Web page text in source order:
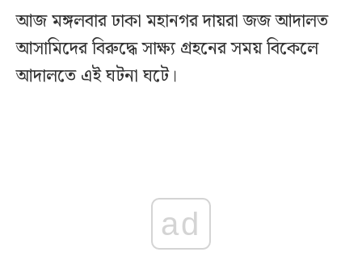
আজ মঙ্গলবার ঢাকা মহানগর দায়রা জজ আদালত
আসামিদের বিরুদ্ধে সাক্ষ্য গ্রহনের সময় বিকেলে
আদালতে এই ঘটনা ঘটে।
ad